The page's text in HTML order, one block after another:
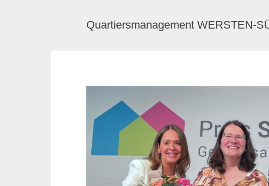
Quartiersmanagement WERSTEN-